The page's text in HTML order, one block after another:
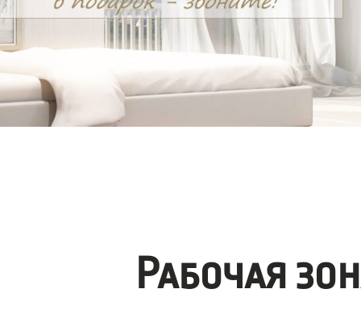
Рабочая